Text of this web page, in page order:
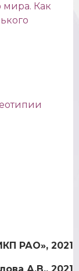
мира. Как
РАО», 2021